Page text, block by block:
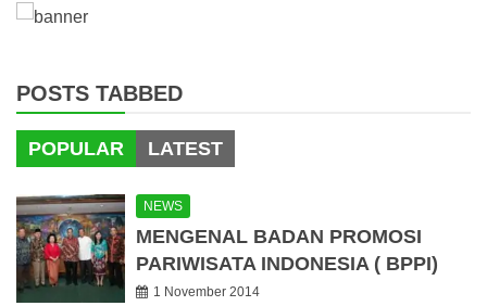
POSTS TABBED
POPULAR LATEST
NEWS
MENGENAL BADAN PROMOSI
PARIWISATA INDONESIA ( BPPI)
1 November 2014